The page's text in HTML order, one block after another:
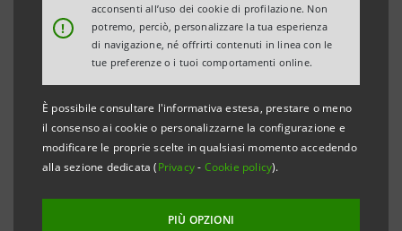
!
acconsenti all’uso dei cookie di profilazione. Non
potremo, perciò, personalizzare la tua esperienza
di navigazione, né offrirti contenuti in linea con le
tue preferenze o i tuoi comportamenti online.
È possibile consultare l'informativa estesa, prestare o meno
il consenso ai cookie o personalizzarne la configurazione e
modificare le proprie scelte in qualsiasi momento accedendo
alla sezione dedicata (Privacy- Cookie policy).
PIÙ OPZIONI
Gli indici azionari "Small Cap" rispondono ad
un'esigenza di osservazione e monitoraggio del
mercato delle società a medio-bassa capitalizzazione
quotate sul mercato italiano.
Comit Small Cap(base 02/04/2001=100)
L'indice Comit Small Cap è composto da azioni